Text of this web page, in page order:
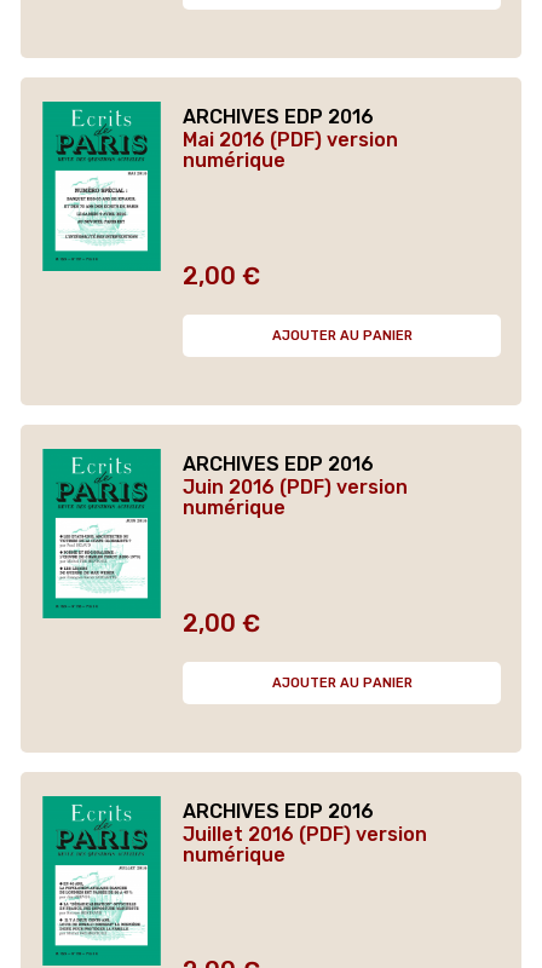
ARCHIVES EDP 2016
Mai 2016 (PDF) version
numérique
Prix
2,00 €
AJOUTER AU PANIER
ARCHIVES EDP 2016
Juin 2016 (PDF) version
numérique
Prix
2,00 €
AJOUTER AU PANIER
ARCHIVES EDP 2016
Juillet 2016 (PDF) version
numérique